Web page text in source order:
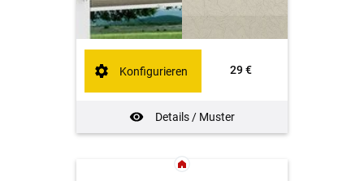
29 €
Details / Muster
Konfigurieren